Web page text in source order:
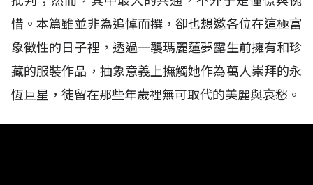
惜。本篇雖並非為追悼而撰，卻也想邀各位在這極富
象徵性的日子裡，透過一襲瑪麗蓮夢露生前擁有和珍
藏的服裝作品，抽象意義上撫觸她作為萬人崇拜的永
恆巨星，徒留在那些年歲裡無可取代的美麗與哀愁。